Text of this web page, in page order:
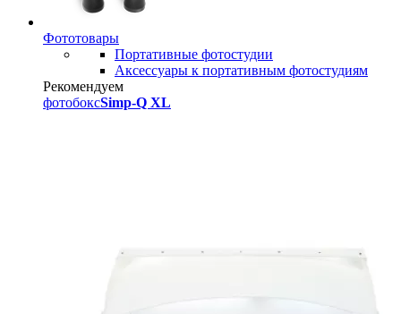
Фототовары
Портативные фотостудии
Аксессуары к портативным фотостудиям
Рекомендуем
фотобоксSimp-Q XL